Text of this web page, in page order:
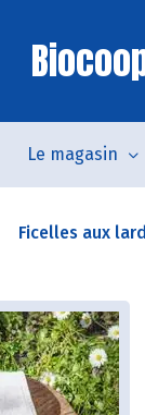
Le magasin
Ficelles aux